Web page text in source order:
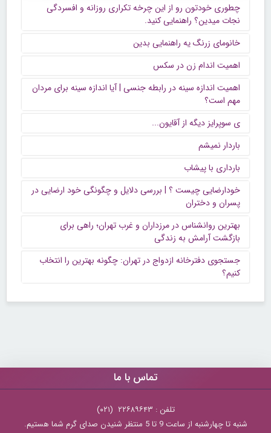
چطوری خودتون رو از این چرخه تکراری روزانه و افسردگی
نجات میدین؟ راهنمایی کنید.
خانومای زرنگ یه راهنمایی بدین
اهمیت اندام زن در سکس
اهمیت اندازه سینه در رابطه جنسی | آیا اندازه سینه برای مردان
مهم است؟
ی سوپرایز دیگه از آقایون...
باردار نمیشم
بارداری با پیشاب
خودارضایی چیست ؟ | بررسی دلایل و چگونگی خود ارضایی در
پسران و دختران
بهترین روانشناس در مرزداران و غرب تهران؛ راهی برای
بازگشت آرامش به زندگی
جستجوی دفترخانه ازدواج در تهران: چگونه بهترین را انتخاب
کنیم؟
تماس با ما
تلفن : ۲۲۶۸۹۶۴۳ (۰۲۱)
شنبه تا چهارشنبه از ساعت 9 تا 5 منتظر شنیدن صدای گرم شما هستیم.